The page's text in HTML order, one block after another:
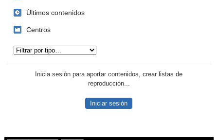
Últimos contenidos
Centros
Inicia sesión para aportar contenidos, crear listas de
reproducción...
Iniciar sesión